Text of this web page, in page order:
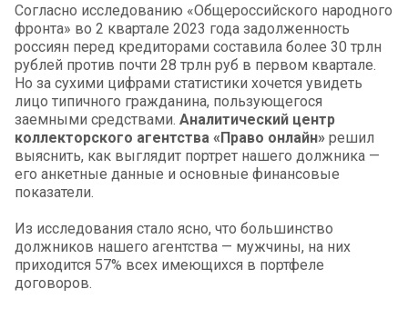
Согласно исследованию «Общероссийского народного
фронта» во 2 квартале 2023 года задолженность
россиян перед кредиторами составила более 30 трлн
рублей против почти 28 трлн руб в первом квартале.
Но за сухими цифрами статистики хочется увидеть
лицо типичного гражданина, пользующегося
заемными средствами. Аналитический центр
коллекторского агентства «Право онлайн» решил
выяснить, как выглядит портрет нашего должника —
его анкетные данные и основные финансовые
показатели.
Из исследования стало ясно, что большинство
должников нашего агентства — мужчины, на них
приходится 57% всех имеющихся в портфеле
договоров.